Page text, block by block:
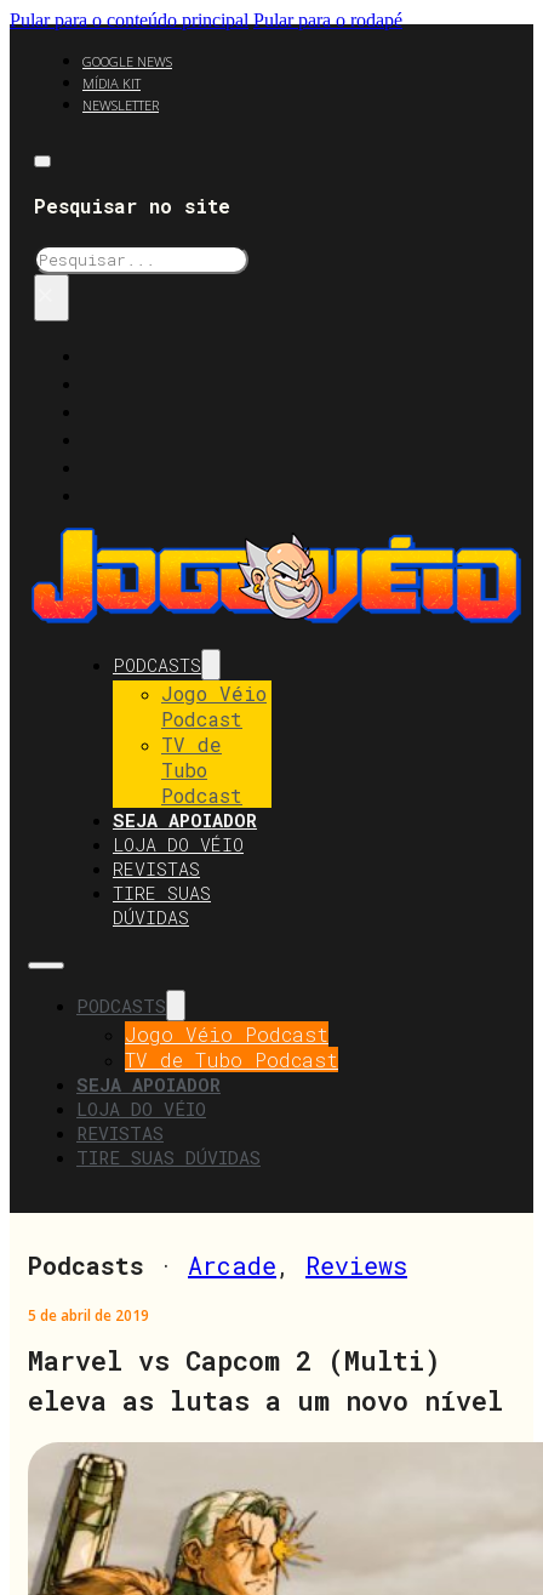
Pular para o conteúdo principal Pular para o rodapé
GOOGLE NEWS
MÍDIA KIT
NEWSLETTER
Pesquisar no site
Pesquisar
PODCASTS
Jogo Véio
Podcast
TV de
Tubo
Podcast
SEJA APOIADOR
LOJA DO VÉIO
REVISTAS
TIRE SUAS
DÚVIDAS
PODCASTS
Jogo Véio Podcast
TV de Tubo Podcast
SEJA APOIADOR
LOJA DO VÉIO
REVISTAS
TIRE SUAS DÚVIDAS
Podcasts · Arcade, Reviews
5 de abril de 2019
Marvel vs Capcom 2 (Multi)
eleva as lutas a um novo nível